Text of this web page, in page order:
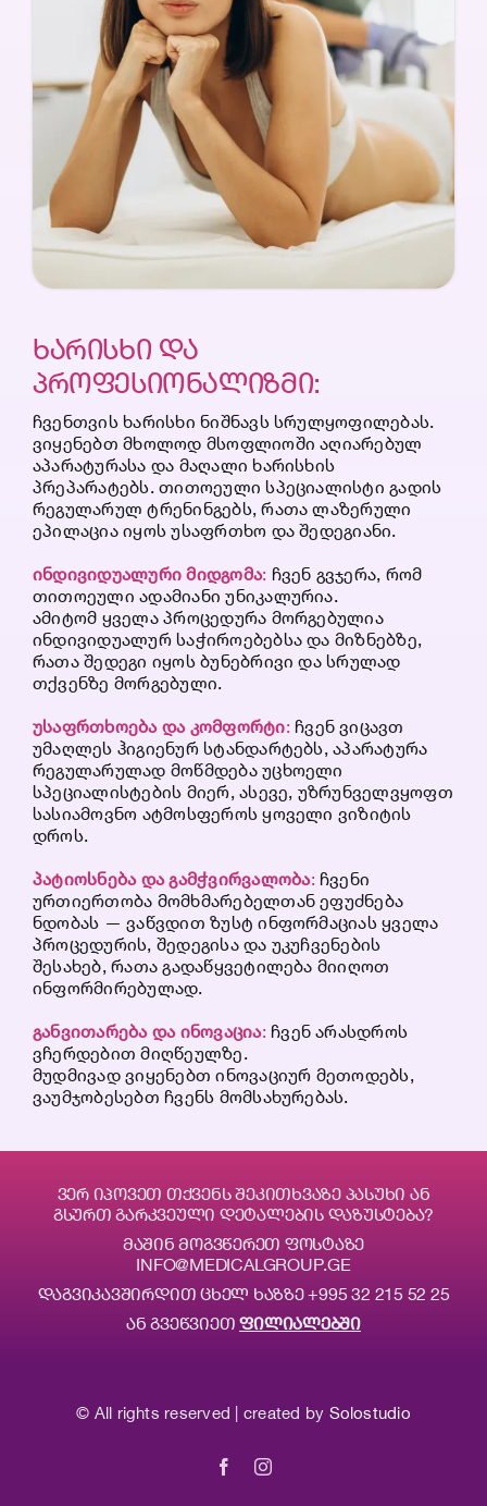
ᲮᲐᲠᲘᲡᲮᲘ ᲓᲐ
ᲞᲠᲝᲤᲔᲡᲘᲝᲜᲐᲚᲘᲖᲛᲘ:
ჩვენთვის ხარისხი ნიშნავს სრულყოფილებას.
ვიყენებთ მხოლოდ მსოფლიოში აღიარებულ
აპარატურასა და მაღალი ხარისხის
პრეპარატებს. თითოეული სპეციალისტი გადის
რეგულარულ ტრენინგებს, რათა ლაზერული
ეპილაცია იყოს უსაფრთხო და შედეგიანი.
ინდივიდუალური მიდგომა: ჩვენ გვჯერა, რომ
თითოეული ადამიანი უნიკალურია.
ამიტომ ყველა პროცედურა მორგებულია
ინდივიდუალურ საჭიროებებსა და მიზნებზე,
რათა შედეგი იყოს ბუნებრივი და სრულად
თქვენზე მორგებული.
უსაფრთხოება და კომფორტი: ჩვენ ვიცავთ
უმაღლეს ჰიგიენურ სტანდარტებს, აპარატურა
რეგულარულად მოწმდება უცხოელი
სპეციალისტების მიერ, ასევე, უზრუნველვყოფთ
სასიამოვნო ატმოსფეროს ყოველი ვიზიტის
დროს.
პატიოსნება და გამჭვირვალობა: ჩვენი
ურთიერთობა მომხმარებელთან ეფუძნება
ნდობას — ვაწვდით ზუსტ ინფორმაციას ყველა
პროცედურის, შედეგისა და უკუჩვენების
შესახებ, რათა გადაწყვეტილება მიიღოთ
ინფორმირებულად.
განვითარება და ინოვაცია: ჩვენ არასდროს
ვჩერდებით მიღწეულზე.
მუდმივად ვიყენებთ ინოვაციურ მეთოდებს,
ვაუმჯობესებთ ჩვენს მომსახურებას.
ᲕᲔᲠ ᲘᲞᲝᲕᲔᲗ ᲗᲥᲕᲔᲜᲡ ᲨᲔᲙᲘᲗᲮᲕᲐᲖᲔ ᲞᲐᲡᲣᲮᲘ ᲐᲜ
ᲒᲡᲣᲠᲗ ᲒᲐᲠᲙᲕᲔᲣᲚᲘ ᲓᲔᲢᲐᲚᲔᲑᲘᲡ ᲓᲐᲖᲣᲡᲢᲔᲑᲐ?
ᲛᲐᲨᲘᲜ ᲛᲝᲒᲕᲬᲔᲠᲔᲗ ᲤᲝᲡᲢᲐᲖᲔ
INFO@MEDICALGROUP.GE
ᲓᲐᲒᲕᲘᲙᲐᲕᲨᲘᲠᲓᲘᲗ ᲪᲮᲔᲚ ᲮᲐᲖᲖᲔ+995 32 215 52 25
ᲐᲜ ᲒᲕᲔᲬᲕᲘᲔᲗᲤᲘᲚᲘᲐᲚᲔᲑᲨᲘ
© All rights reserved | created by Solostudio
FacebookInstagram